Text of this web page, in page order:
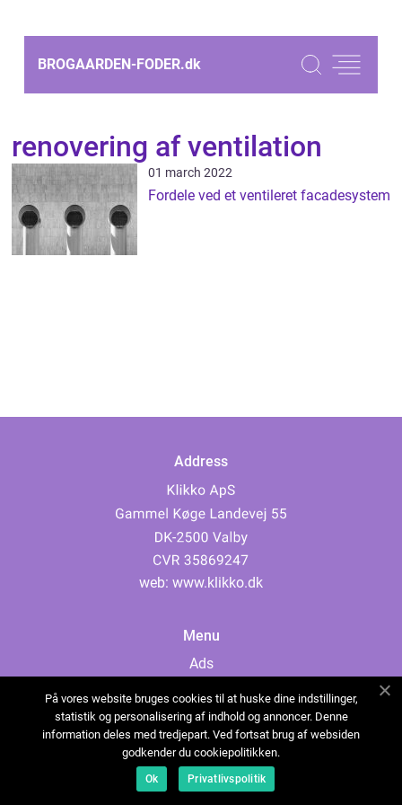
BROGAARDEN-FODER.dk
renovering af ventilation
01 march 2022
Fordele ved et ventileret facadesystem
Address
web: www.klikko.dk
Menu
Ads
Cookies
Contact
Sitemap
På vores website bruges cookies til at huske dine indstillinger,
statistik og personalisering af indhold og annoncer. Denne
information deles med tredjepart. Ved fortsat brug af websiden
godkender du cookiepolitikken.
Ok Privatlivspolitik